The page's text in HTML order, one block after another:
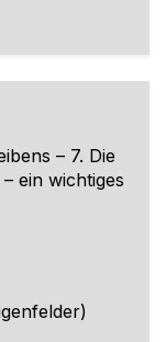
– 7. Die
ein wichtiges